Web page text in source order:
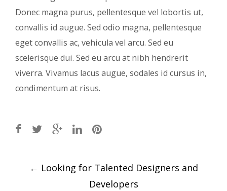
Donec magna purus, pellentesque vel lobortis ut,
convallis id augue. Sed odio magna, pellentesque
eget convallis ac, vehicula vel arcu. Sed eu
scelerisque dui. Sed eu arcu at nibh hendrerit
viverra. Vivamus lacus augue, sodales id cursus in,
condimentum at risus.
Post
navigation
← Looking for Talented Designers and
Developers